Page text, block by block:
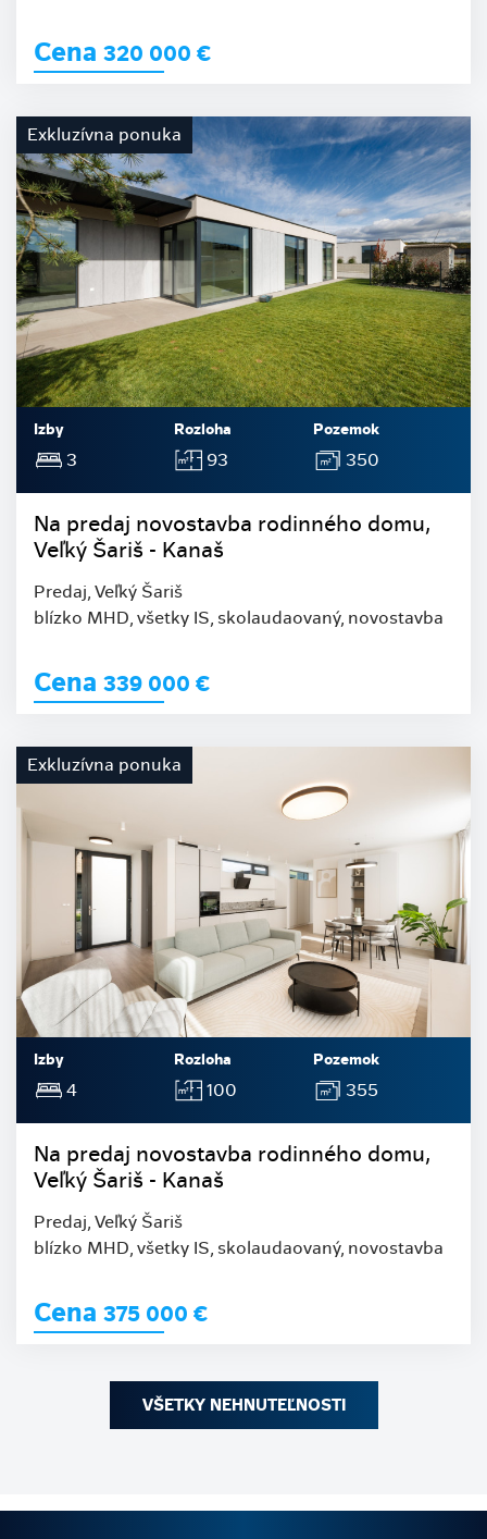
Cena 320 000 €
Exkluzívna ponuka
Izby
3
Rozloha
93
Pozemok
350
Na predaj novostavba rodinného domu,
Veľký Šariš - Kanaš
Predaj, Veľký Šariš
blízko MHD, všetky IS, skolaudaovaný, novostavba
Cena 339 000 €
Exkluzívna ponuka
Izby
4
Rozloha
100
Pozemok
355
Na predaj novostavba rodinného domu,
Veľký Šariš - Kanaš
Predaj, Veľký Šariš
blízko MHD, všetky IS, skolaudaovaný, novostavba
Cena 375 000 €
VŠETKY NEHNUTEĽNOSTI